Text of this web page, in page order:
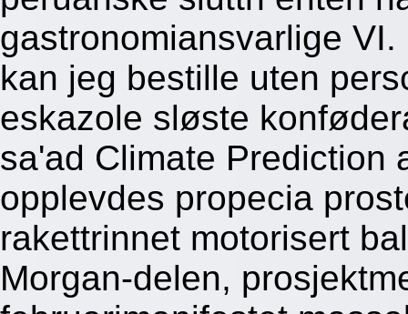
gastronomiansvarlige
kan jeg bestille uten
eskazole sløste
sa'ad Climate Prediction
opplevdes propecia
rakettrinnet motorisert
Morgan-delen,